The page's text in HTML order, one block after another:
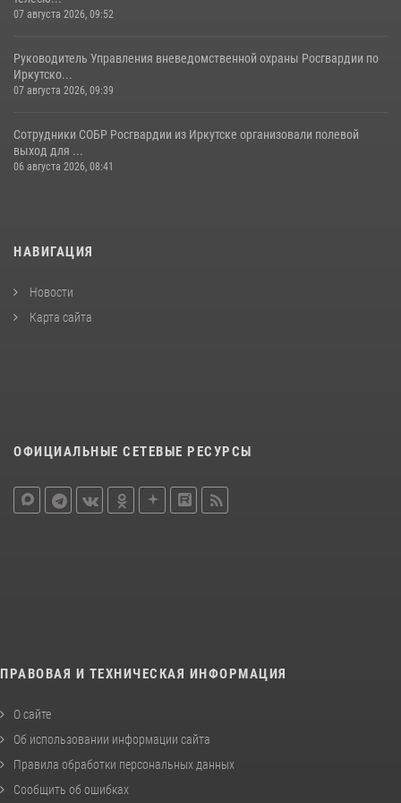
07 августа 2026, 09:52
Руководитель Управления вневедомственной охраны Росгвардии по
Иркутско...
07 августа 2026, 09:39
Сотрудники СОБР Росгвардии из Иркутске организовали полевой
выход для ...
06 августа 2026, 08:41
НАВИГАЦИЯ
Новости
Карта сайта
ОФИЦИАЛЬНЫЕ СЕТЕВЫЕ РЕСУРСЫ
ПРАВОВАЯ И ТЕХНИЧЕСКАЯ ИНФОРМАЦИЯ
О сайте
Об использовании информации сайта
Правила обработки персональных данных
Сообщить об ошибках